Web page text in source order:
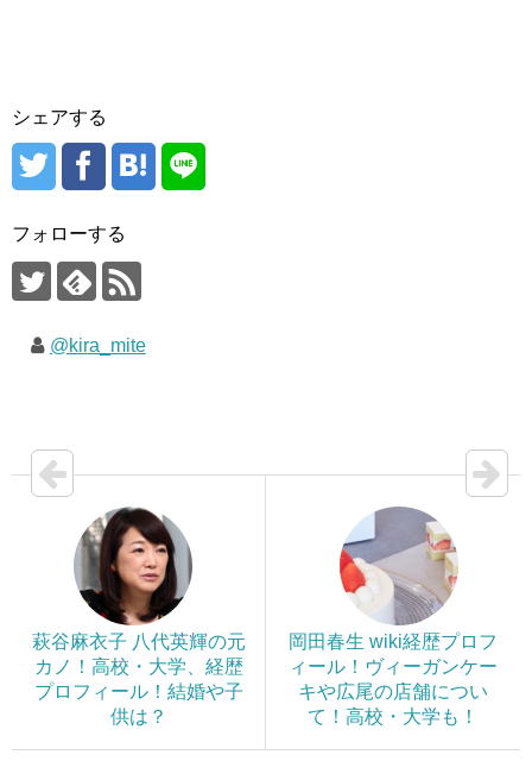
シェアする
フォローする
@kira_mite
萩谷麻衣子 八代英輝の元
カノ！高校・大学、経歴
プロフィール！結婚や子
供は？
岡田春生 wiki経歴プロフ
ィール！ヴィーガンケー
キや広尾の店舗につい
て！高校・大学も！